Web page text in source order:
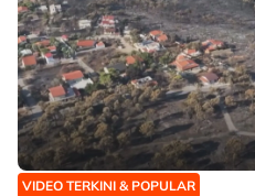
VIDEO TERKINI & POPULAR